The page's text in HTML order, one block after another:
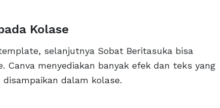
Kolase
selanjutnya Sobat Beritasuka bisa
Canva menyediakan banyak efek dan teks yang
dalam kolase.